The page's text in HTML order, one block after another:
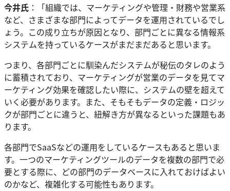
今井氏 ：「組織では、マーケティングや管理・財務や営業系
など、さまざまな部門によってデータを運用されているでし
ょう。この成り立ちが原因となり、部門ごとに異なる情報系
システムを持っているケースがまだまだあると思います。
つまり、各部門ごとに馴染んだシステムが秘伝のタレのよう
に蓄積されており、マーケティングが営業のデータを見てマ
ーケティング効果を確認したい際に、システムの壁を超えて
いく必要があります。また、そもそもデータの定義・ロジッ
クが部門ごとに違うと、紐解き方が異なるといった課題もあ
ります。
各部門でSaaSなどの運用をしているケースもあると思いま
す。一つのマーケティングツールのデータを複数の部門で必
要とする際に、どの部門のデータベースに入れておけばよい
のかなど、複雑化する可能性もあります。